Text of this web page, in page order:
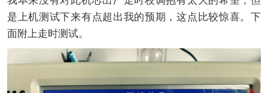
是上机测试下来有点超出我的预期，这点比较惊喜。下
面附上走时测试。